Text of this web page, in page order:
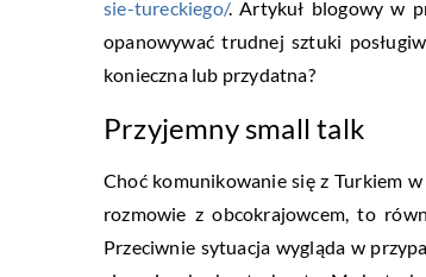
sie-tureckiego/. Artykuł blogowy w
opanowywać trudnej sztuki
konieczna lub przydatna?
Przyjemny small talk
Choć komunikowanie się z Turkiem
rozmowie z obcokrajowcem, to
Przeciwnie sytuacja wygląda w